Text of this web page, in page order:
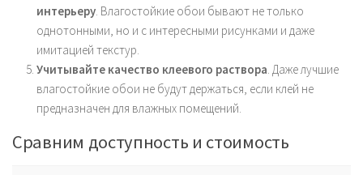
интерьеру . Влагостойкие обои бывают не только
однотонными, но и с интересными рисунками и даже
имитацией текстур.
Учитывайте качество клеевого раствора . Даже лучшие
влагостойкие обои не будут держаться, если клей не
предназначен для влажных помещений.
Сравним доступность и стоимость